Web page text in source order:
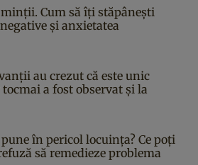
Cum să îți stăpânești
și anxietatea
au crezut că este unic
a fost observat și la
în pericol locuința? Ce poți
să remedieze problema